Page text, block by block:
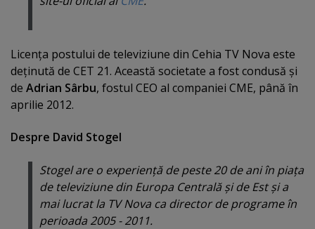
Licenţa postului de televiziune din Cehia TV Nova este
deţinută de CET 21. Această societate a fost condusă şi
de Adrian Sârbu, fostul CEO al companiei CME, până în
aprilie 2012.
Despre David Stogel
Stogel are o experienţă de peste 20 de ani în piaţa
de televiziune din Europa Centrală şi de Est şi a
mai lucrat la TV Nova ca director de programe în
perioada 2005 - 2011.